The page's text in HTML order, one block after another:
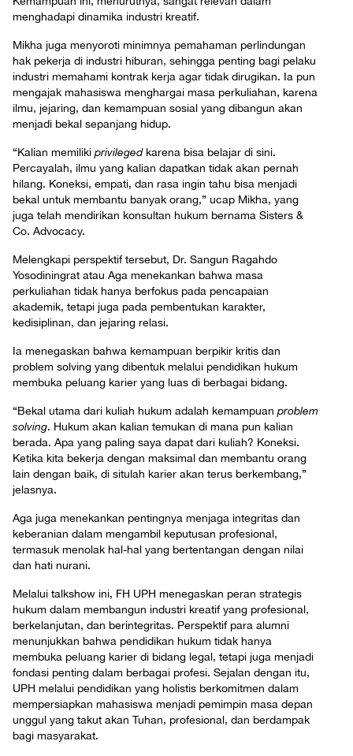
menghadapi dinamika industri kreatif.
Mikha juga menyoroti minimnya pemahaman perlindungan
hak pekerja di industri hiburan, sehingga penting bagi pelaku
industri memahami kontrak kerja agar tidak dirugikan. Ia pun
mengajak mahasiswa menghargai masa perkuliahan, karena
ilmu, jejaring, dan kemampuan sosial yang dibangun akan
menjadi bekal sepanjang hidup.
“Kalian memiliki privileged karena bisa belajar di sini.
Percayalah, ilmu yang kalian dapatkan tidak akan pernah
hilang. Koneksi, empati, dan rasa ingin tahu bisa menjadi
bekal untuk membantu banyak orang,” ucap Mikha, yang
juga telah mendirikan konsultan hukum bernama Sisters &
Co. Advocacy.
Melengkapi perspektif tersebut, Dr. Sangun Ragahdo
Yosodiningrat atau Aga menekankan bahwa masa
perkuliahan tidak hanya berfokus pada pencapaian
akademik, tetapi juga pada pembentukan karakter,
kedisiplinan, dan jejaring relasi.
Ia menegaskan bahwa kemampuan berpikir kritis dan
problem solving yang dibentuk melalui pendidikan hukum
membuka peluang karier yang luas di berbagai bidang.
“Bekal utama dari kuliah hukum adalah kemampuan problem
solving. Hukum akan kalian temukan di mana pun kalian
berada. Apa yang paling saya dapat dari kuliah? Koneksi.
Ketika kita bekerja dengan maksimal dan membantu orang
lain dengan baik, di situlah karier akan terus berkembang,”
jelasnya.
Aga juga menekankan pentingnya menjaga integritas dan
keberanian dalam mengambil keputusan profesional,
termasuk menolak hal-hal yang bertentangan dengan nilai
dan hati nurani.
Melalui talkshow ini, FH UPH menegaskan peran strategis
hukum dalam membangun industri kreatif yang profesional,
berkelanjutan, dan berintegritas. Perspektif para alumni
menunjukkan bahwa pendidikan hukum tidak hanya
membuka peluang karier di bidang legal, tetapi juga menjadi
fondasi penting dalam berbagai profesi. Sejalan dengan itu,
UPH melalui pendidikan yang holistis berkomitmen dalam
mempersiapkan mahasiswa menjadi pemimpin masa depan
unggul yang takut akan Tuhan, profesional, dan berdampak
bagi masyarakat.